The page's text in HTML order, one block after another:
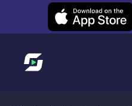
Leexi on iOS
Link naar startpagina